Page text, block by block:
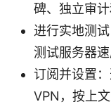
碑、独立审
进行实地测
测试服务器
订阅并设置
VPN，按上